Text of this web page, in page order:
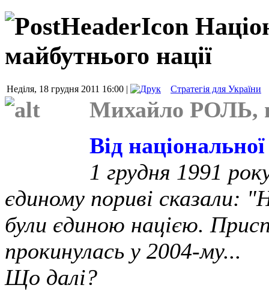
майбутнього нації
Неділя, 18 грудня 2011 16:00 | Стратегія для України
Михайло РОЛЬ,
Від
1 грудня 1991
єдиному пориві сказали:
були єдиною нацією.
прокинулась у 2004-му...
Що далі?